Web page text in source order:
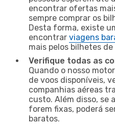
encontrar ofertas
sempre comprar os
Desta forma, existe
encontrar viagens
mais pelos bilhetes de
Verifique todas as
Quando o nosso
de voos disponíveis,
companhias aéreas
custo. Além disso, se
forem fixas, poderá
baratos.